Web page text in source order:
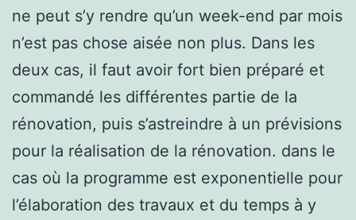
ne peut s’y rendre qu’un week-end par mois
n’est pas chose aisée non plus. Dans les
deux cas, il faut avoir fort bien préparé et
commandé les différentes partie de la
rénovation, puis s’astreindre à un prévisions
pour la réalisation de la rénovation. dans le
cas où la programme est exponentielle pour
l’élaboration des travaux et du temps à y